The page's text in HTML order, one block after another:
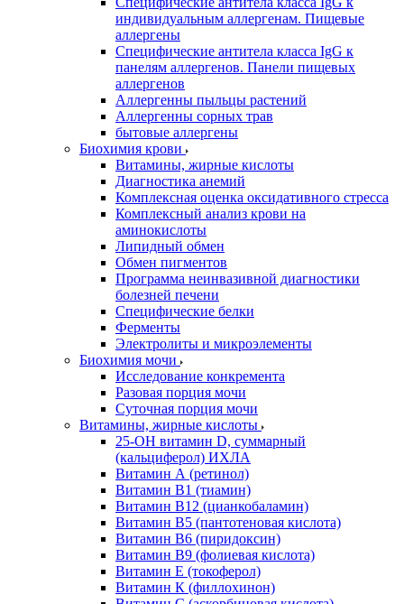
индивидуальным аллергенам. Пищевые
аллергены
Специфические антитела класса IgG к
панелям аллергенов. Панели пищевых
аллергенов
Аллергенны пыльцы растений
Аллергенны сорных трав
бытовые аллергены
Биохимия крови
Витамины, жирные кислоты
Диагностика анемий
Комплексная оценка оксидативного стресса
Комплексный анализ крови на
аминокислоты
Липидный обмен
Обмен пигментов
Программа неинвазивной диагностики
болезней печени
Специфические белки
Ферменты
Электролиты и микроэлементы
Биохимия мочи
Исследование конкремента
Разовая порция мочи
Суточная порция мочи
Витамины, жирные кислоты
25-OH витамин D, суммарный
(кальциферол) ИХЛА
Витамин А (ретинол)
Витамин В1 (тиамин)
Витамин В12 (цианкобаламин)
Витамин В5 (пантотеновая кислота)
Витамин В6 (пиридоксин)
Витамин В9 (фолиевая кислота)
Витамин Е (токоферол)
Витамин К (филлохинон)